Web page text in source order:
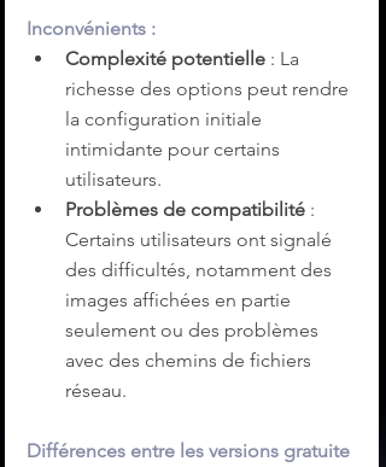
Inconvénients :
Complexité potentielle : La
richesse des options peut rendre
la configuration initiale
intimidante pour certains
utilisateurs.
Problèmes de compatibilité :
Certains utilisateurs ont signalé
des difficultés, notamment des
images affichées en partie
seulement ou des problèmes
avec des chemins de fichiers
réseau.
Différences entre les versions gratuite